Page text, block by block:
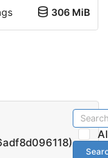
306 MiB